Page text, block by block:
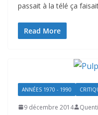
passait à la télé ça
Read More
ANNÉES 1970 - 1990
9 décembre 2014